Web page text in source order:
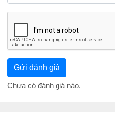
Chưa có đánh giá nào.